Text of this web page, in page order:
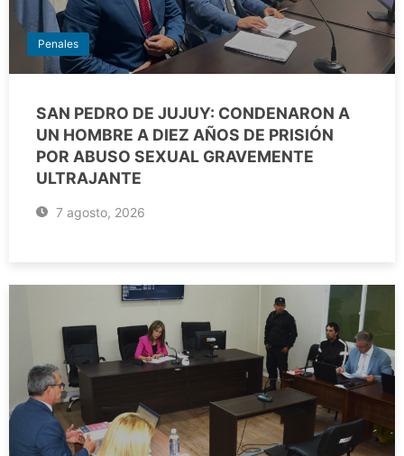
Penales
SAN PEDRO DE JUJUY: CONDENARON A
UN HOMBRE A DIEZ AÑOS DE PRISIÓN
POR ABUSO SEXUAL GRAVEMENTE
ULTRAJANTE
7 agosto, 2026